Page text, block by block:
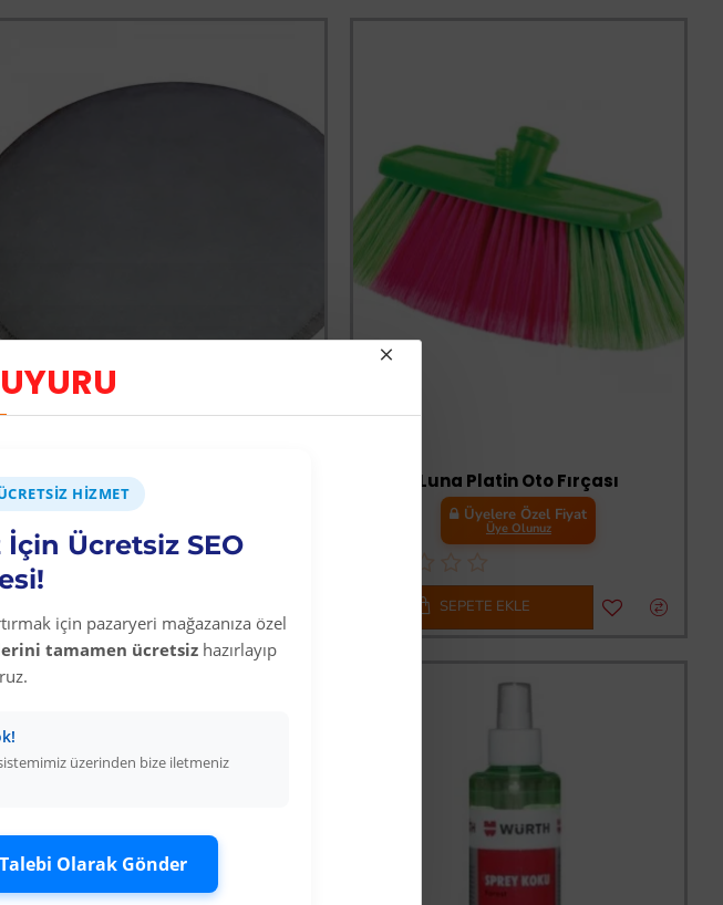
HIZMET
İçin Ücretsiz SEO
için pazaryeri mağazanıza özel
tamamen ücretsiz hazırlayıp
üzerinden bize iletmeniz
Olarak Gönder
Üyelere Özel Fiyat
Luna Platin Oto Fırçası
Üyelere Özel Fiyat
Üye Olunuz
SEPETE EKLE